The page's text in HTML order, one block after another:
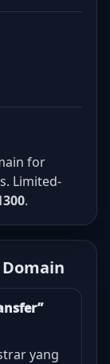
for
Limited-
.
yang